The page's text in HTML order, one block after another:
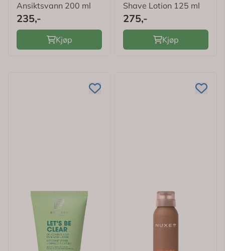
Ansiktsvann 200 ml
235,-
Kjøp
Shave Lotion 125 ml
275,-
Kjøp